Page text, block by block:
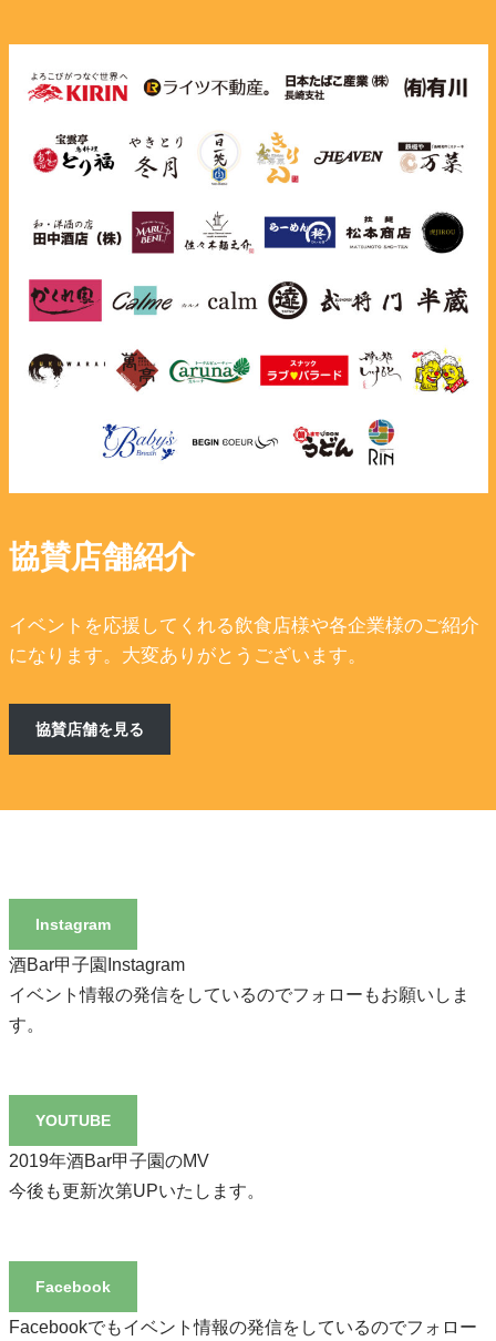
協賛店舗紹介
イベントを応援してくれる飲食店様や各企業様のご紹介
になります。大変ありがとうございます。
協賛店舗を見る
Instagram
酒Bar甲子園Instagram
イベント情報の発信をしているのでフォローもお願いしま
す。
YOUTUBE
2019年酒Bar甲子園のMV
今後も更新次第UPいたします。
Facebook
Facebookでもイベント情報の発信をしているのでフォロー